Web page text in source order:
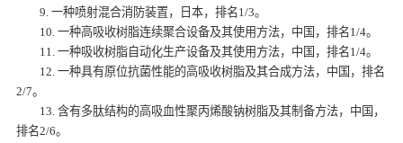
9. 一种喷射混合消防装置，日本，排名1/3。
10. 一种高吸收树脂连续聚合设备及其使用方法，中国，排名1/4。
11. 一种吸收树脂自动化生产设备及其使用方法，中国，排名1/4。
12. 一种具有原位抗菌性能的高吸收树脂及其合成方法，中国，排名
2/7。
13. 含有多肽结构的高吸血性聚丙烯酸钠树脂及其制备方法，中国，
排名2/6。